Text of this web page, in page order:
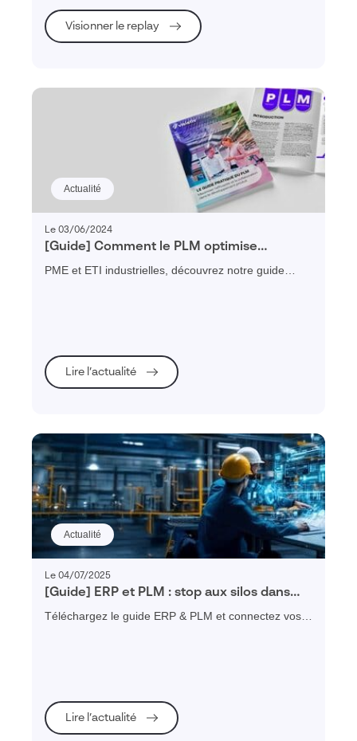
Visionner le replay
Actualité
Le 03/06/2024
[Guide] Comment le PLM optimise
l’efficacité et la collaboration dans la
PME et ETI industrielles, découvrez notre guide
Lire l’actualité
Actualité
Le 04/07/2025
[Guide] ERP et PLM : stop aux silos dans
l’industrie !
Téléchargez le guide ERP & PLM et connectez vos
Lire l’actualité